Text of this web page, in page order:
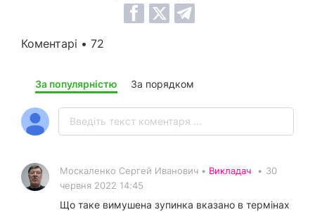
Коментарі • 72
За популярністю За порядком
Москаленко Сергей Иванович • Викладач • 30
червня 2022 14:45
Що таке вимушена зупинка вказано в термінах